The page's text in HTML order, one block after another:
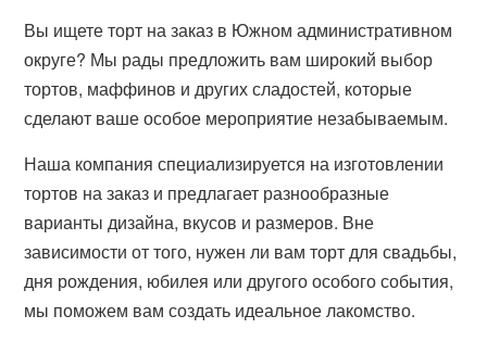
Вы ищете торт на заказ в Южном административном
округе? Мы рады предложить вам широкий выбор
тортов, маффинов и других сладостей, которые
сделают ваше особое мероприятие незабываемым.
Наша компания специализируется на изготовлении
тортов на заказ и предлагает разнообразные
варианты дизайна, вкусов и размеров. Вне
зависимости от того, нужен ли вам торт для свадьбы,
дня рождения, юбилея или другого особого события,
мы поможем вам создать идеальное лакомство.